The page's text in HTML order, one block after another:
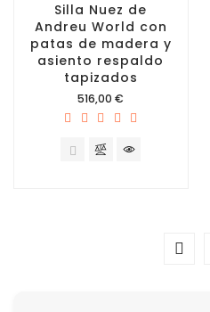
Silla Nuez de
Andreu World con
patas de madera y
asiento respaldo
tapizados
Precio
516,00 €